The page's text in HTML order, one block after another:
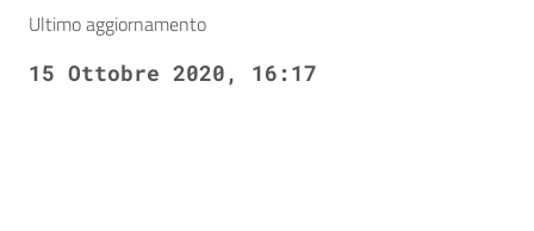
Ultimo aggiornamento
15 Ottobre 2020, 16:17